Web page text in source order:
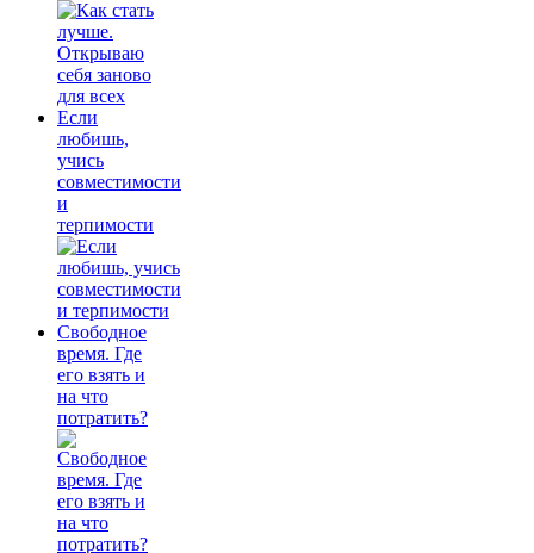
Если
любишь,
учись
совместимости
и
терпимости
Свободное
время. Где
его взять и
на что
потратить?